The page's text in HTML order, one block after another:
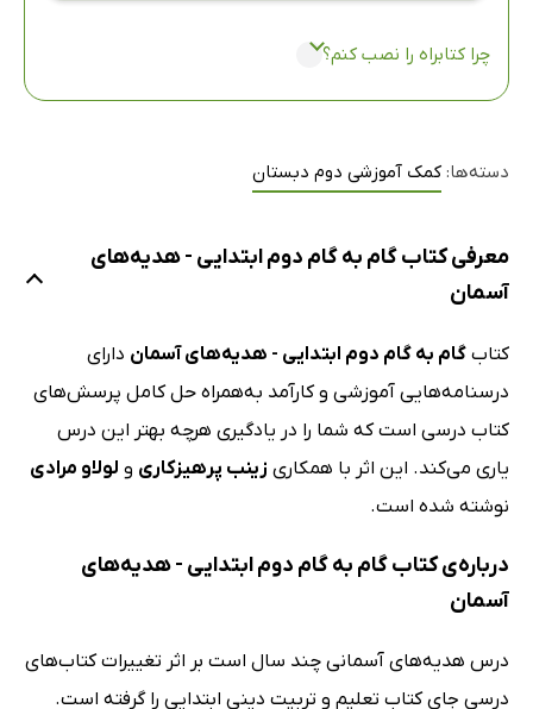
چرا کتابراه را نصب کنم؟
دسته‌ها: کمک آموزشی دوم دبستان
معرفی کتاب گام به گام دوم ابتدایی - هدیه‌های
آسمان
کتاب گام به گام دوم ابتدایی - هدیه‌های آسمان دارای
درسنامه‌هایی آموزشی و کارآمد به‌همراه حل کامل پرسش‌های
کتاب درسی است که شما را در یادگیری هرچه بهتر این درس
یاری می‌کند. این اثر با همکاری زینب پرهیزکاری و لولاو مرادی
نوشته شده است.
درباره‌ی کتاب گام به گام دوم ابتدایی - هدیه‌های
آسمان
درس هدیه‌های آسمانی چند سال است بر اثر تغییرات کتاب‌های
درسی جای کتاب تعلیم و تربیت دینی ابتدایی را گرفته است.